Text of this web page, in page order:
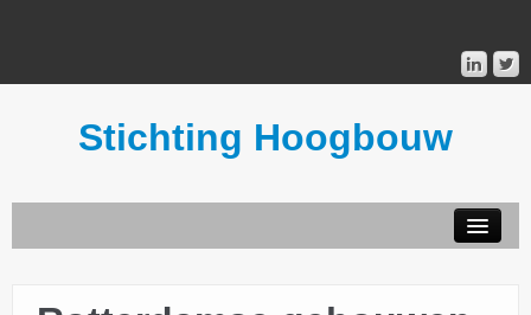
Stichting Hoogbouw
PUBLICATIES